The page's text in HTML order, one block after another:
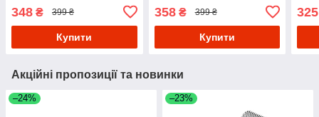
348 ₴ 399 ₴
Купити
358₴ 399 ₴
Купити
325
Акційні пропозиції та новинки
–24% –23%